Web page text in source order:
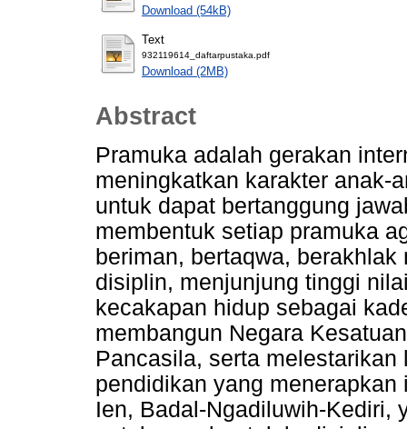
Download (54kB)
Text
932119614_daftarpustaka.pdf
Download (2MB)
Abstract
Pramuka adalah gerakan
meningkatkan karakter anak-
untuk dapat bertanggung
membentuk setiap pramuka
beriman, bertaqwa,
disiplin, menjunjung tinggi
kecakapan hidup sebagai
membangun Negara
Pancasila, serta
pendidikan yang
Ien, Badal-Ngadiluwih-Kediri,